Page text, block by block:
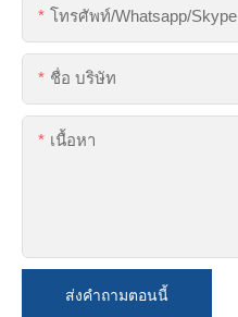
โทรศัพท์/whatsapp/skype
ชื่อ บริษัท
เนื้อหา
ส่งคำถามตอนนี้